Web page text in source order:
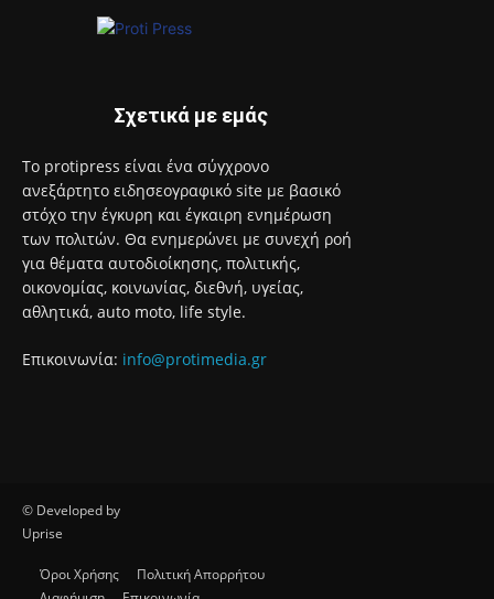
Σχετικά με εμάς
Το protipress είναι ένα σύγχρονο
ανεξάρτητο ειδησεογραφικό site με βασικό
στόχο την έγκυρη και έγκαιρη ενημέρωση
των πολιτών. Θα ενημερώνει με συνεχή ροή
για θέματα αυτοδιοίκησης, πολιτικής,
οικονομίας, κοινωνίας, διεθνή, υγείας,
αθλητικά, auto moto, life style.
Επικοινωνία: info@protimedia.gr
© Developed by
Uprise
Όροι Χρήσης
Πολιτική Απορρήτου